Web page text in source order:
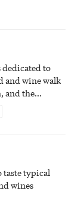
dedicated to
and wine walk
and the
taste typical
wines